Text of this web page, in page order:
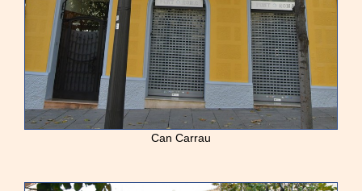
Can Carrau